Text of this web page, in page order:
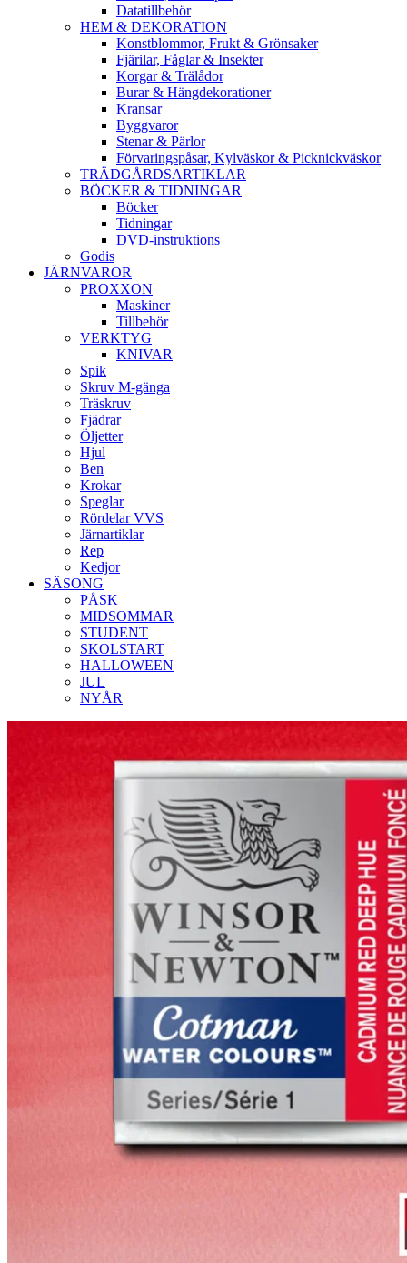
Datatillbehör
HEM & DEKORATION
Konstblommor, Frukt & Grönsaker
Fjärilar, Fåglar & Insekter
Korgar & Trälådor
Burar & Hängdekorationer
Kransar
Byggvaror
Stenar & Pärlor
Förvaringspåsar, Kylväskor & Picknickväskor
TRÄDGÅRDSARTIKLAR
BÖCKER & TIDNINGAR
Böcker
Tidningar
DVD-instruktions
Godis
JÄRNVAROR
PROXXON
Maskiner
Tillbehör
VERKTYG
KNIVAR
Spik
Skruv M-gänga
Träskruv
Fjädrar
Öljetter
Hjul
Ben
Krokar
Speglar
Rördelar VVS
Järnartiklar
Rep
Kedjor
SÄSONG
PÅSK
MIDSOMMAR
STUDENT
SKOLSTART
HALLOWEEN
JUL
NYÅR